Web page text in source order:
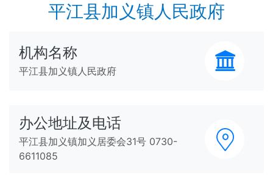
平江县加义镇人民政府
机构名称
平江县加义镇人民政府
办公地址及电话
平江县加义镇加义居委会31号 0730-
6611085